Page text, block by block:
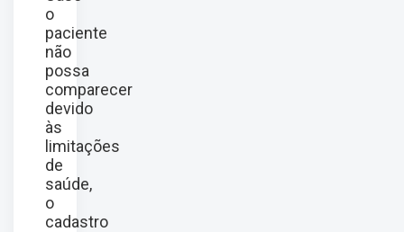
o
paciente
não
possa
comparecer
devido
às
limitações
de
saúde,
o
cadastro